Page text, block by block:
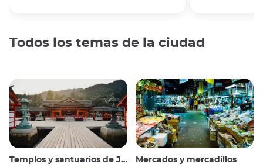
Todos los temas de la ciudad
Templos y santuarios de Japón Mercados y mercadillos